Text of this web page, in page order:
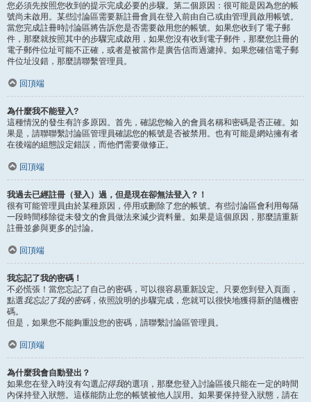
您必須先按照您收到的提示完成必要的步驟。第二個原因：很可能是因為您的帳
號尚未啟用。某些討論區需要新註冊會員在登入前由自己或由管理員啟用帳號。
當您完成註冊時討論區將告訴您是否需要啟用您的帳號。如果您收到了電子郵
件，那麼就按照其中的步驟完成啟用，如果您沒有收到電子郵件，那麼您註冊的
電子郵件位址可能不正確，或者是被當作是廣告信而過濾掉。如果您確信電子郵
件位址沒錯，那麼請聯繫管理員。
回頂端
為什麼我不能登入?
這種情況的發生有許多原因。首先，確認您輸入的會員名稱和密碼是否正確。如
果是，請聯聯繫討論區管理員確認您的帳號是否被禁用。也有可能是網站擁有者
在後端的組態設定錯誤，而他們需要做修正。
回頂端
我過去已經註冊（登入）過，但是現在卻無法登入？！
很有可能管理員由於某種原因，停用或刪除了您的帳號。有些討論區會利用每隔
一段時間移除從未發文的會員做法來減少資料量。如果是這個原因，那麼請重新
註冊並參與更多的討論。
回頂端
我忘記了我的密碼！
不必慌張！當您忘記了自己的密碼，可以很容易重新設定。只要您到登入頁面，
點選我忘記了我的密碼，依照說明的步驟完成，您就可以很快地獲得新的隨機密
碼。
但是，如果您不能夠重設您的密碼，請聯繫討論區管理員。
回頂端
為什麼我會自動登出？
如果您在登入時沒有勾選記得我的選項，那麼您登入討論區後只能在一定的時間
內保持登入狀態。這樣能防止您的帳號被他人誤用。如果要保持登入狀態，請在